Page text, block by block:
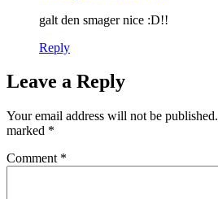
galt den smager nice :D!!
Reply
Leave a Reply
Your email address will not be published.
marked *
Comment *